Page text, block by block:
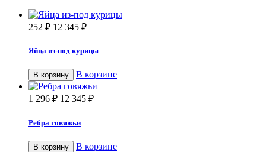
252 ₽ 12 345 ₽
Яйца из-под курицы
В корзину В корзине
1 296 ₽ 12 345 ₽
Ребра говяжьи
В корзину В корзине